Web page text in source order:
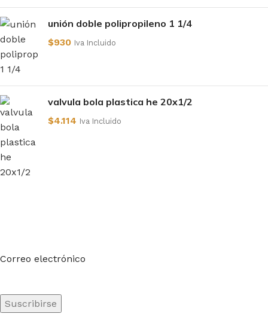
unión doble polipropileno 1 1/4
$930 Iva Incluido
valvula bola plastica he 20x1/2
$4.114 Iva Incluido
Correo electrónico